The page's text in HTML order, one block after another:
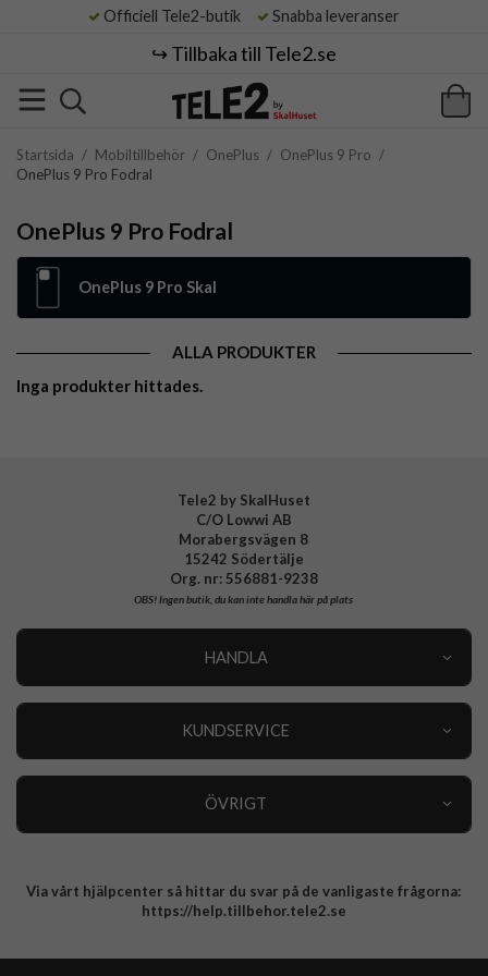
Officiell Tele2-butik Snabba leveranser
↪️ Tillbaka till Tele2.se
Startsida / Mobiltillbehör / OnePlus / OnePlus 9 Pro /
OnePlus 9 Pro Fodral
OnePlus 9 Pro Fodral
OnePlus 9 Pro Skal
ALLA PRODUKTER
Inga produkter hittades.
Tele2 by SkalHuset
C/O Lowwi AB
Morabergsvägen 8
15242 Södertälje
Org. nr: 556881-9238
OBS!Ingen butik, du kan inte handla här på plats
HANDLA
KUNDSERVICE
ÖVRIGT
Integritetspolicy
Via vårt hjälpcenter så hittar du svar på de vanligaste frågorna:
https://help.tillbehor.tele2.se